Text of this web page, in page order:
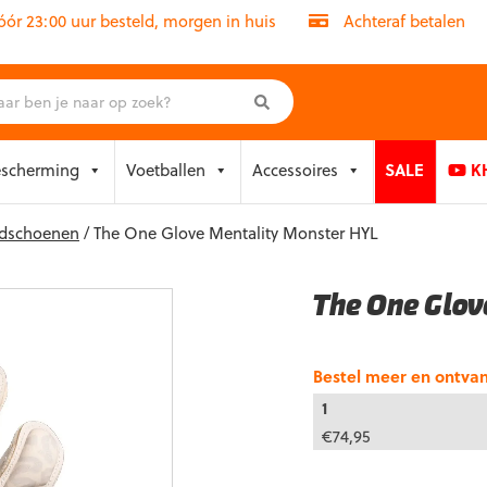
23:00 uur besteld, morgen in huis Achteraf betalen
Voetballen Accessoires SALE
/ The One Glove Mentality Monster HYL
The One
Bestel meer en
1
€74,95